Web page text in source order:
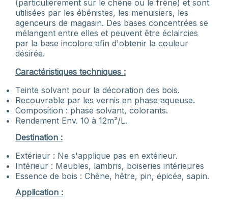
(particulièrement sur le chêne ou le frêne) et sont
utilisées par les ébénistes, les menuisiers, les
agenceurs de magasin. Des bases concentrées se
mélangent entre elles et peuvent être éclaircies
par la base incolore afin d'obtenir la couleur
désirée.
Caractéristiques techniques :
Teinte solvant pour la décoration des bois.
Recouvrable par les vernis en phase aqueuse.
Composition : phase solvant, colorants.
Rendement Env. 10 à 12m²/L.
Destination :
Extérieur : Ne s'applique pas en extérieur.
Intérieur : Meubles, lambris, boiseries intérieures
Essence de bois : Chêne, hêtre, pin, épicéa, sapin.
Application :